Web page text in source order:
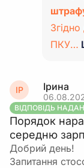
ПКУ…
ІР Ірина
ВІДПОВІДЬ
Порядок
середню
Добрий день!
Запитання